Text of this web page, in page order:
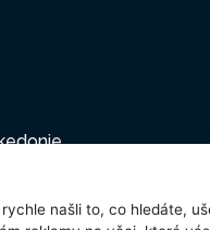
našli to, co hledáte,